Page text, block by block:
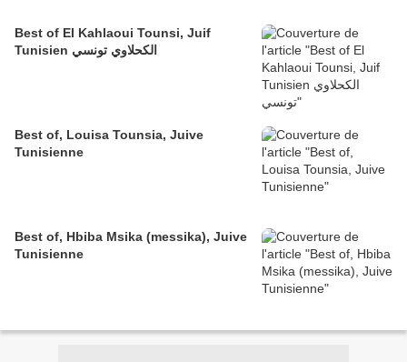
Best of El Kahlaoui Tounsi, Juif
Tunisien الكحلاوي تونسي
Best of, Louisa Tounsia, Juive
Tunisienne
Best of, Hbiba Msika (messika), Juive
Tunisienne